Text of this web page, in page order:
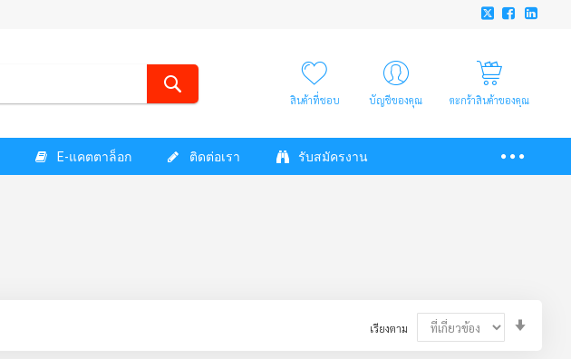
สินค้าที่ชอบ บัญชีของคุณ ตะกร้าสินค้าของคุณ
E-แคตตาล็อก ติดต่อเรา รับสมัครงาน
เรียงตาม